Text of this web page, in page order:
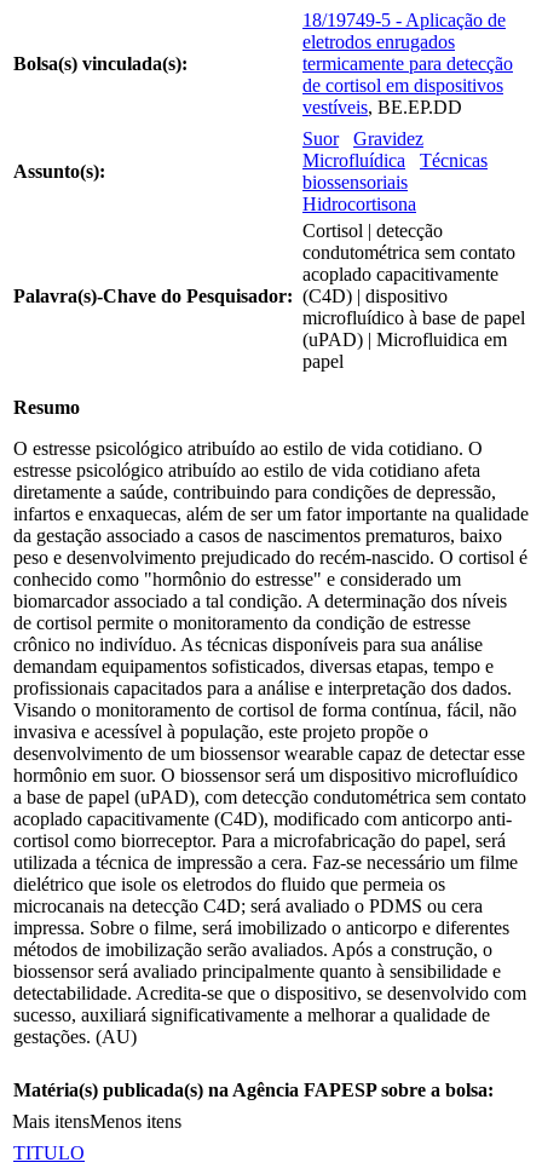
Bolsa(s) vinculada(s):
18/19749-5 - Aplicação de
eletrodos enrugados
termicamente para detecção
de cortisol em dispositivos
vestíveis, BE.EP.DD
Assunto(s):
Suor
Gravidez
Microfluídica
Técnicas
biossensoriais
Hidrocortisona
Palavra(s)-Chave do Pesquisador:
Cortisol | detecção
condutométrica sem contato
acoplado capacitivamente
(C4D) | dispositivo
microfluídico à base de papel
(uPAD) | Microfluidica em
papel
Resumo
O estresse psicológico atribuído ao estilo de vida cotidiano. O
estresse psicológico atribuído ao estilo de vida cotidiano afeta
diretamente a saúde, contribuindo para condições de depressão,
infartos e enxaquecas, além de ser um fator importante na qualidade
da gestação associado a casos de nascimentos prematuros, baixo
peso e desenvolvimento prejudicado do recém-nascido. O cortisol é
conhecido como "hormônio do estresse" e considerado um
biomarcador associado a tal condição. A determinação dos níveis
de cortisol permite o monitoramento da condição de estresse
crônico no indivíduo. As técnicas disponíveis para sua análise
demandam equipamentos sofisticados, diversas etapas, tempo e
profissionais capacitados para a análise e interpretação dos dados.
Visando o monitoramento de cortisol de forma contínua, fácil, não
invasiva e acessível à população, este projeto propõe o
desenvolvimento de um biossensor wearable capaz de detectar esse
hormônio em suor. O biossensor será um dispositivo microfluídico
a base de papel (uPAD), com detecção condutométrica sem contato
acoplado capacitivamente (C4D), modificado com anticorpo anti-
cortisol como biorreceptor. Para a microfabricação do papel, será
utilizada a técnica de impressão a cera. Faz-se necessário um filme
dielétrico que isole os eletrodos do fluido que permeia os
microcanais na detecção C4D; será avaliado o PDMS ou cera
impressa. Sobre o filme, será imobilizado o anticorpo e diferentes
métodos de imobilização serão avaliados. Após a construção, o
biossensor será avaliado principalmente quanto à sensibilidade e
detectabilidade. Acredita-se que o dispositivo, se desenvolvido com
sucesso, auxiliará significativamente a melhorar a qualidade de
gestações. (AU)
Matéria(s) publicada(s) na Agência FAPESP sobre a bolsa:
Mais itensMenos itens
TITULO